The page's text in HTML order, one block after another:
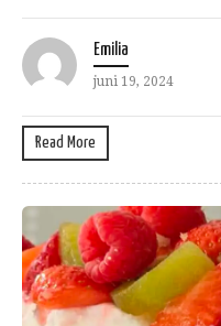
Emilia
juni 19, 2024
Read More